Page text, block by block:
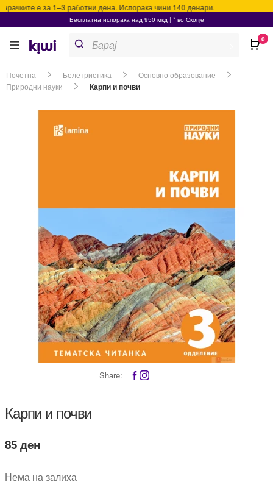
е за 1–3 работни дена. Испорака чини 140 денари.
Бесплатна испорака над 950 мкд | * во Скопје
search
Почетна Белетристика
Основно образование
Природни науки
Карпи и почви
Share:
Карпи и почви
85ден
Нема на залиха
0